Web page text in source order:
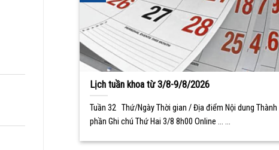
Lịch tuần khoa từ 3/8-9/8/2026
Tuần 32 Thứ/Ngày Thời gian / Địa điểm Nội dung Thành
phần Ghi chú Thứ Hai 3/8 8h00 Online ... ...